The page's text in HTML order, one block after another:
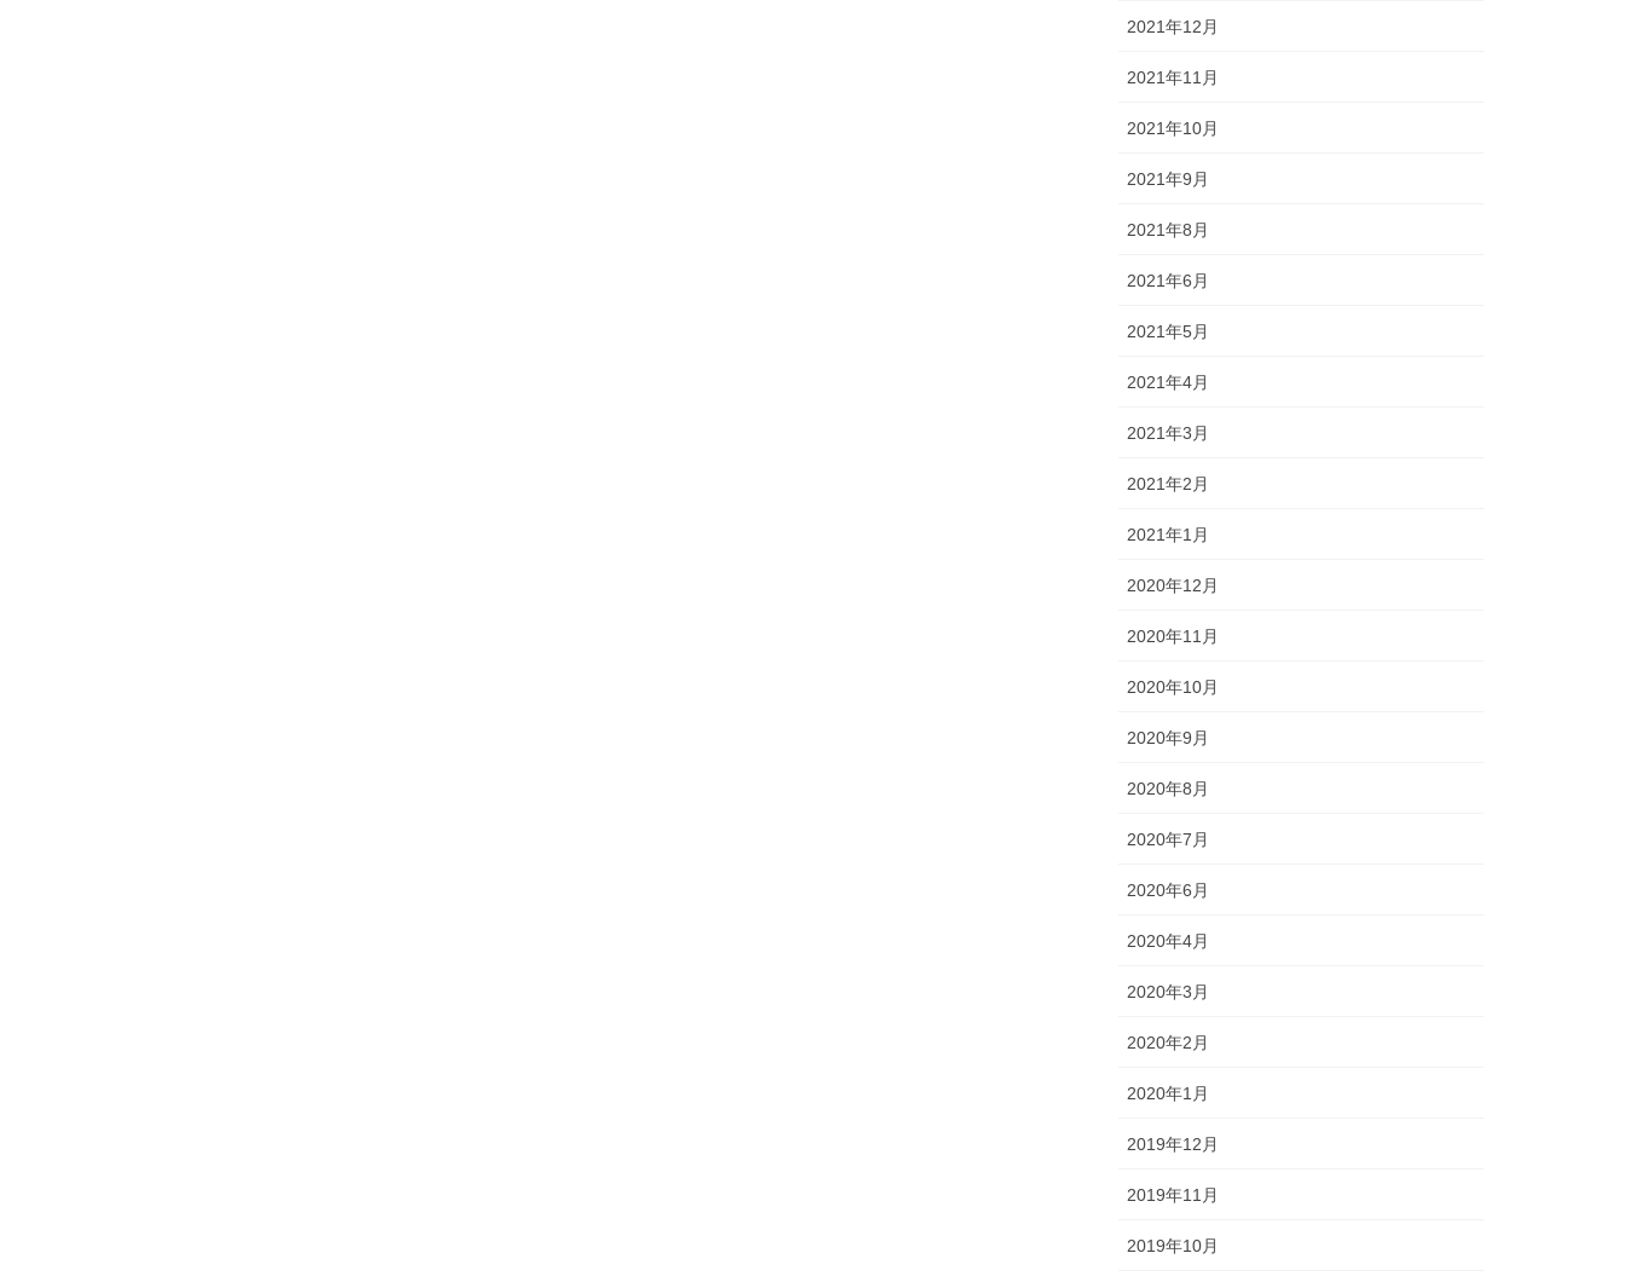
2021年12月
2021年11月
2021年10月
2021年9月
2021年8月
2021年6月
2021年5月
2021年4月
2021年3月
2021年2月
2021年1月
2020年12月
2020年11月
2020年10月
2020年9月
2020年8月
2020年7月
2020年6月
2020年4月
2020年3月
2020年2月
2020年1月
2019年12月
2019年11月
2019年10月